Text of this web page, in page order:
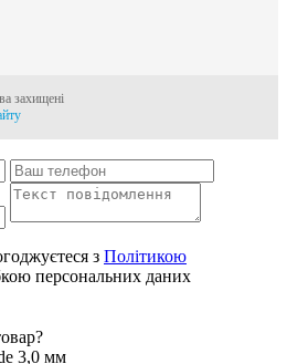
захищені
з Політикою
персональних даних
3,0 мм